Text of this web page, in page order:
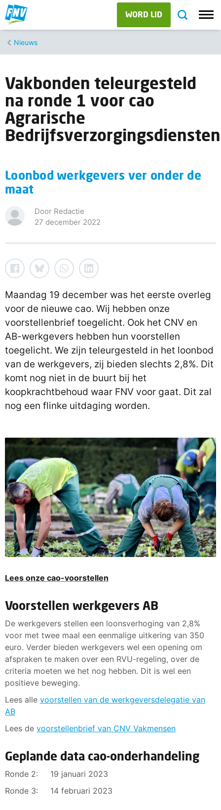
WORD LID
Nieuws
Vakbonden teleurgesteld
na ronde 1 voor cao
Agrarische
Bedrijfsverzorgingsdiensten
Loonbod werkgevers ver onder de
maat
Door Redactie
27 december 2022
Maandag 19 december was het eerste overleg
voor de nieuwe cao. Wij hebben onze
voorstellenbrief toegelicht. Ook het CNV en
AB-werkgevers hebben hun voorstellen
toegelicht. We zijn teleurgesteld in het loonbod
van de werkgevers, zij bieden slechts 2,8%. Dit
komt nog niet in de buurt bij het
koopkrachtbehoud waar FNV voor gaat. Dit zal
nog een flinke uitdaging worden.
Lees onze cao-voorstellen
Voorstellen werkgevers AB
De werkgevers stellen een loonsverhoging van 2,8%
voor met twee maal een eenmalige uitkering van 350
euro. Verder bieden werkgevers wel een opening om
afspraken te maken over een RVU-regeling, over de
criteria moeten we het nog hebben. Dit is wel een
positieve beweging.
Lees alle voorstellen van de werkgeversdelegatie van
AB
Lees de voorstellenbrief van CNV Vakmensen
Geplande data cao-onderhandeling
Ronde 2: 19 januari 2023
Ronde 3: 14 februari 2023